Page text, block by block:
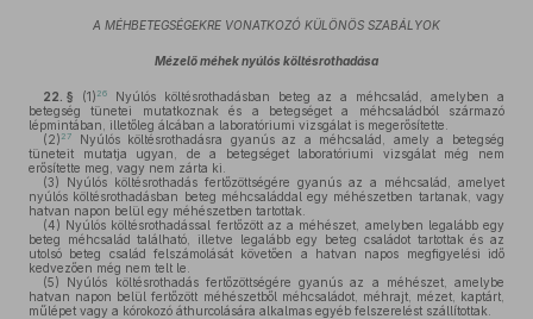
A MÉHBETEGSÉGEKRE VONATKOZÓ KÜLÖNÖS SZABÁLYOK
Mézelő méhek nyúlós költésrothadása
22. § (1) 26Nyúlós költésrothadásban beteg az a méhcsalád, amelyben a
betegség tünetei mutatkoznak és a betegséget a méhcsaládból származó
lépmintában, illetőleg álcában a laboratóriumi vizsgálat is megerősítette.
(2) 27
Nyúlós költésrothadásra gyanús az a méhcsalád, amely a betegség
tüneteit mutatja ugyan, de a betegséget laboratóriumi vizsgálat még nem
erősítette meg, vagy nem zárta ki.
(3) Nyúlós költésrothadás fertőzöttségére gyanús az a méhcsalád, amelyet
nyúlós költésrothadásban beteg méhcsaláddal egy méhészetben tartanak, vagy
hatvan napon belül egy méhészetben tartottak.
(4) Nyúlós költésrothadással fertőzött az a méhészet, amelyben legalább egy
beteg méhcsalád található, illetve legalább egy beteg családot tartottak és az
utolsó beteg család felszámolását követően a hatvan napos megfigyelési idő
kedvezően még nem telt le.
(5) Nyúlós költésrothadás fertőzöttségére gyanús az a méhészet, amelybe
hatvan napon belül fertőzött méhészetből méhcsaládot, méhrajt, mézet, kaptárt,
műlépet vagy a kórokozó áthurcolására alkalmas egyéb felszerelést szállítottak.